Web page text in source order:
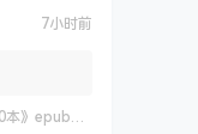
7小时前
格式